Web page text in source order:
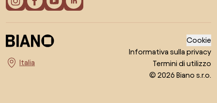
Seleziona il paese
Cookie
Informativa sulla privacy
Termini di utilizzo
© 2026 Biano s.r.o.